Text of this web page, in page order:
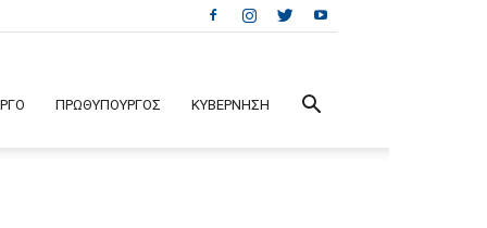
ΠΡΩΘΥΠΟΥΡΓΟΣ ΚΥΒΕΡΝΗΣΗ